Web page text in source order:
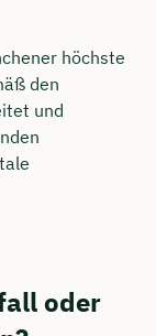
höchste
den
und
oder